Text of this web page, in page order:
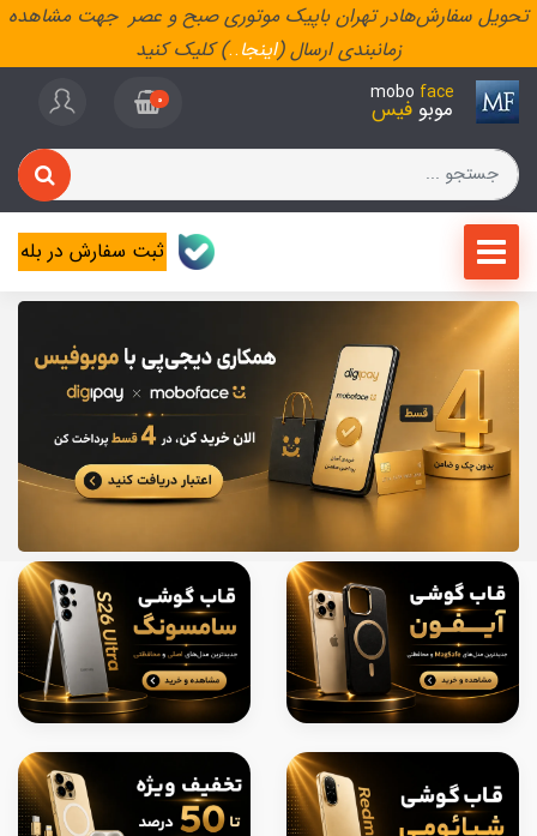
تحویل سفارش‌هادر تهران باپیک موتوری صبح و عصر جهت مشاهده
زمانبندی ارسال (اینجا..) کلیک کنید
mobo face
موبو فیس 0
ثبت سفارش در بله